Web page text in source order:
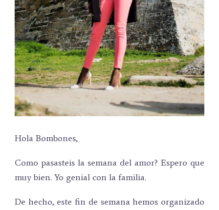
Hola Bombones,
Como pasasteis la semana del amor? Espero que
muy bien. Yo genial con la familia.
De hecho, este fin de semana hemos organizado